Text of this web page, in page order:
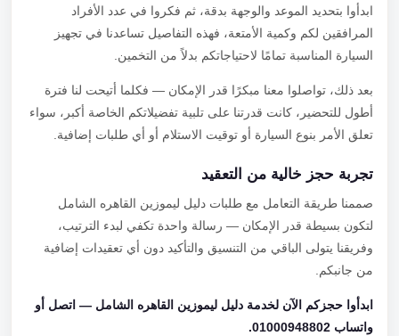
ابدأوا بتحديد الموعد والوجهة بدقة، ثم فكروا في عدد الأفراد
المرافقين لكم وكمية الأمتعة، فهذه التفاصيل تساعدنا في تجهيز
السيارة المناسبة تمامًا لاحتياجاتكم بدلاً من التخمين.
بعد ذلك، تواصلوا معنا مبكرًا قدر الإمكان — فكلما أتيحت لنا فترة
أطول للتحضير، كانت قدرتنا على تلبية تفضيلاتكم الخاصة أكبر، سواء
تعلق الأمر بنوع السيارة أو توقيت الاستلام أو أي طلبات إضافية.
تجربة حجز خالية من التعقيد
صممنا طريقة التعامل مع طلبات دليل ليموزين القاهره الشامل
لتكون بسيطة قدر الإمكان — رسالة واحدة تكفي لبدء الترتيب،
وفريقنا يتولى الباقي من التنسيق والتأكيد دون أي تعقيدات إضافية
من جانبكم.
ابدأوا حجزكم الآن لخدمة دليل ليموزين القاهره الشامل — اتصل أو
واتساب 01000948802.